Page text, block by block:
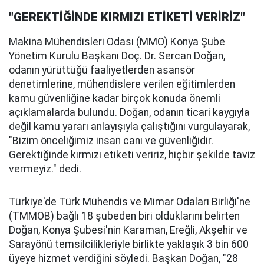
"GEREKTİĞİNDE KIRMIZI ETİKETİ VERİRİZ"
Makina Mühendisleri Odası (MMO) Konya Şube
Yönetim Kurulu Başkanı Doç. Dr. Sercan Doğan,
odanın yürüttüğü faaliyetlerden asansör
denetimlerine, mühendislere verilen eğitimlerden
kamu güvenliğine kadar birçok konuda önemli
açıklamalarda bulundu. Doğan, odanın ticari kaygıyla
değil kamu yararı anlayışıyla çalıştığını vurgulayarak,
"Bizim önceliğimiz insan canı ve güvenliğidir.
Gerektiğinde kırmızı etiketi veririz, hiçbir şekilde taviz
vermeyiz." dedi.
Türkiye'de Türk Mühendis ve Mimar Odaları Birliği'ne
(TMMOB) bağlı 18 şubeden biri olduklarını belirten
Doğan, Konya Şubesi'nin Karaman, Ereğli, Akşehir ve
Sarayönü temsilcilikleriyle birlikte yaklaşık 3 bin 600
üyeye hizmet verdiğini söyledi. Başkan Doğan, "28